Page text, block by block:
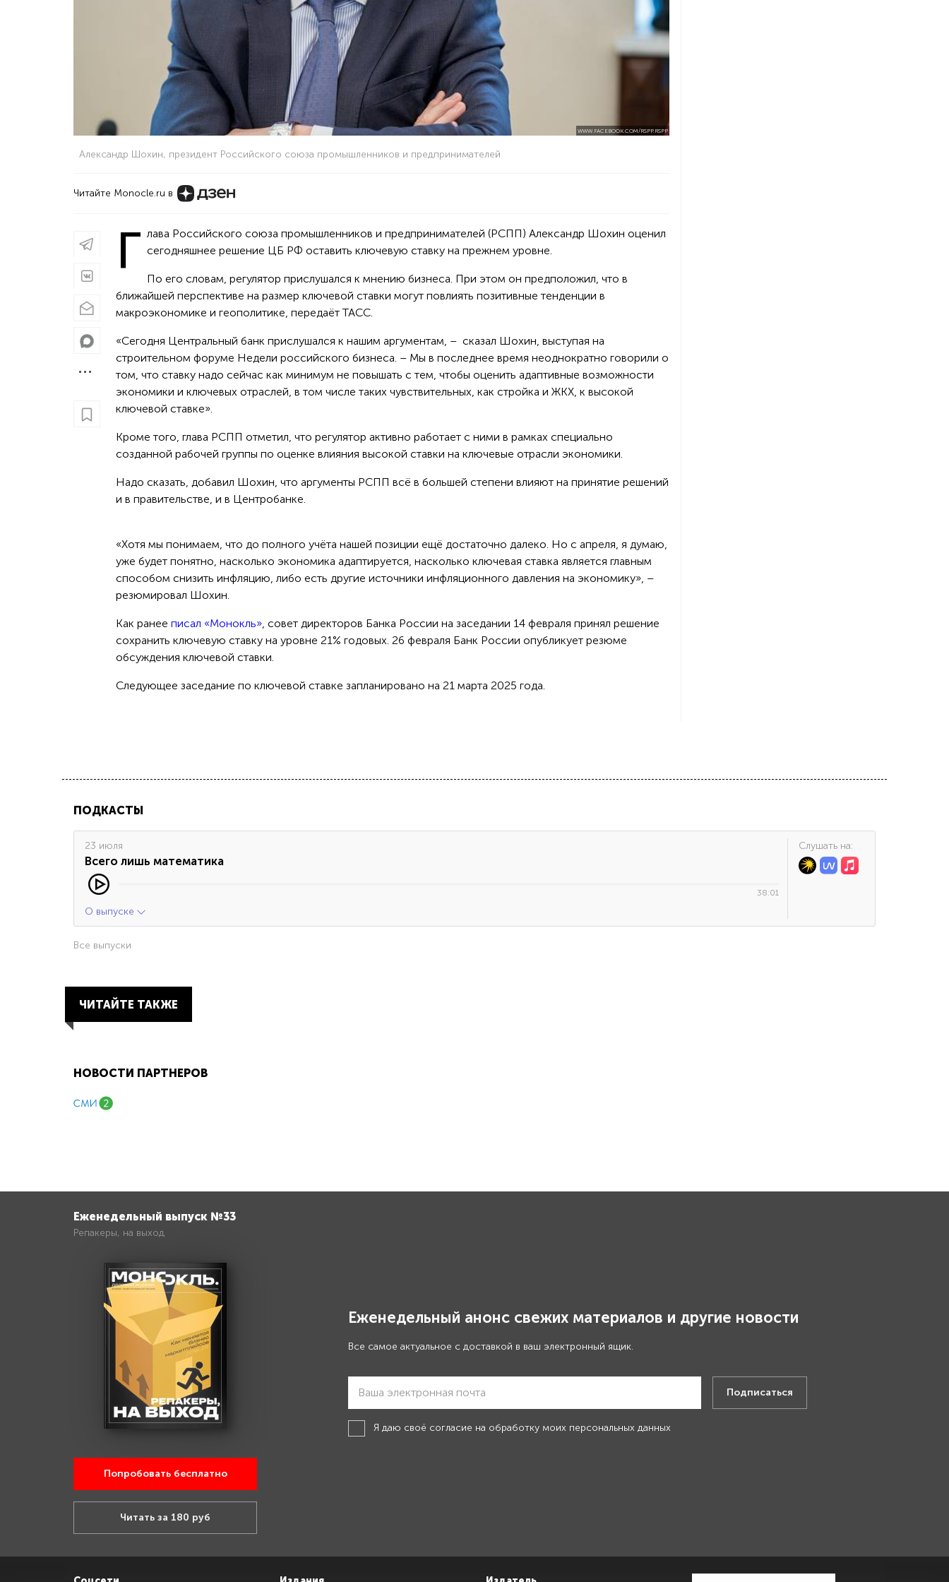
WWW.FACEBOOK.COM/RSPP.RSPP
Александр Шохин, президент Российского союза промышленников и предпринимателей
Читайте Monocle.ru в
Г лава Российского союза промышленников и предпринимателей (РСПП) Александр Шохин оценил
сегодняшнее решение ЦБ РФ оставить ключевую ставку на прежнем уровне.
По его словам, регулятор прислушался к мнению бизнеса. При этом он предположил, что в
ближайшей перспективе на размер ключевой ставки могут повлиять позитивные тенденции в
макроэкономике и геополитике, передаёт ТАСС.
«Сегодня Центральный банк прислушался к нашим аргументам, – сказал Шохин, выступая на
строительном форуме Недели российского бизнеса. – Мы в последнее время неоднократно говорили о
том, что ставку надо сейчас как минимум не повышать с тем, чтобы оценить адаптивные возможности
экономики и ключевых отраслей, в том числе таких чувствительных, как стройка и ЖКХ, к высокой
ключевой ставке».
Кроме того, глава РСПП отметил, что регулятор активно работает с ними в рамках специально
созданной рабочей группы по оценке влияния высокой ставки на ключевые отрасли экономики.
Надо сказать, добавил Шохин, что аргументы РСПП всё в большей степени влияют на принятие решений
и в правительстве, и в Центробанке.
«Хотя мы понимаем, что до полного учёта нашей позиции ещё достаточно далеко. Но с апреля, я думаю,
уже будет понятно, насколько экономика адаптируется, насколько ключевая ставка является главным
способом снизить инфляцию, либо есть другие источники инфляционного давления на экономику», –
резюмировал Шохин.
Как ранее писал «Монокль» , совет директоров Банка России на заседании 14 февраля принял решение
сохранить ключевую ставку на уровне 21% годовых. 26 февраля Банк России опубликует резюме
обсуждения ключевой ставки.
Следующее заседание по ключевой ставке запланировано на 21 марта 2025 года.
ПОДКАСТЫ
23 июля
Всего лишь математика
38:01
О выпуске
Cлушать на:
Все выпуски
ЧИТАЙТЕ ТАКЖЕ
НОВОСТИ ПАРТНЕРОВ
Еженедельный выпуск №33
Репакеры, на выход
Попробовать бесплатно
Читать за 180 руб
Еженедельный анонс свежих материалов и другие новости
Все самое актуальное с доставкой в ваш электронный ящик.
Подписаться
Я даю своё согласие на обработку моих персональных данных